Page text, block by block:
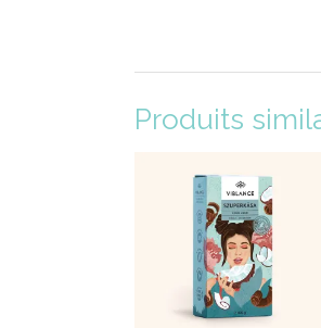
Produits